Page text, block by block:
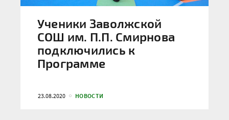
Ученики Заволжской
СОШ им. П.П. Смирнова
подключились к
Программе
23.08.2020 НОВОСТИ